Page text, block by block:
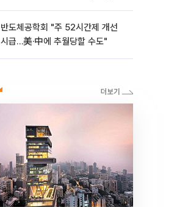
반도체공학회 "주 52시간제 개선
시급…美·中에 추월당할 수도"